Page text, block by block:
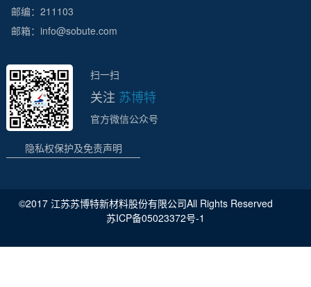
邮编：211103
邮箱：info@sobute.com
扫一扫
关注 苏博特
官方微信公众号
隐私权保护及免责声明
©2017 江苏苏博特新材料股份有限公司All Rights Reserved
苏ICP备05023372号-1